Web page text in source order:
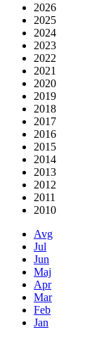
2026
2025
2024
2023
2022
2021
2020
2019
2018
2017
2016
2015
2014
2013
2012
2011
2010
Avg
Jul
Jun
Maj
Apr
Mar
Feb
Jan